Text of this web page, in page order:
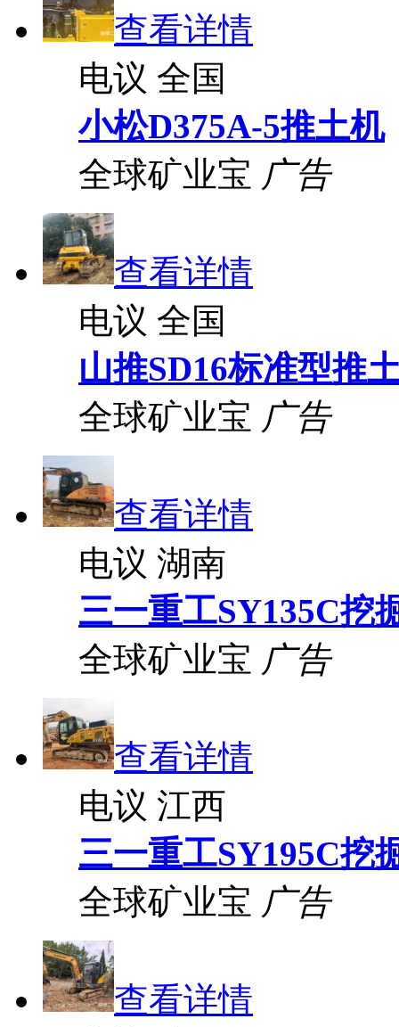
查看详情
电议 全国
小松D375A-5推土机
全球矿业宝 广告
查看详情
电议 全国
山推SD16标准型推
全球矿业宝 广告
查看详情
电议 湖南
三一重工SY135C挖
全球矿业宝 广告
查看详情
电议 江西
三一重工SY195C挖
全球矿业宝 广告
查看详情